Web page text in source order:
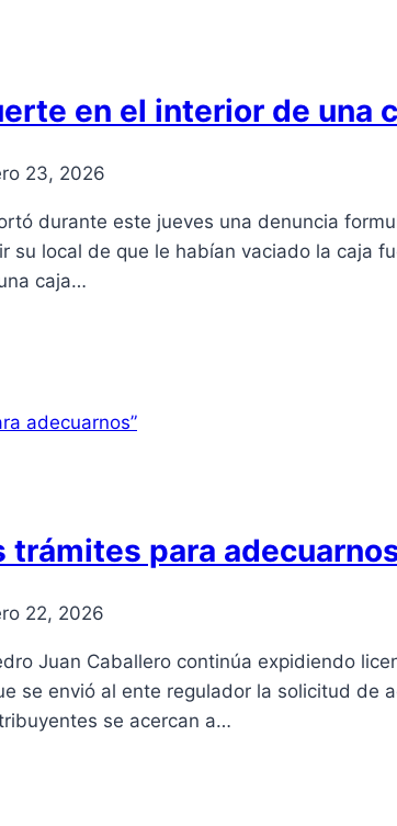
en el interior de una
23, 2026
durante este jueves una denuncia
su local de que le habían vaciado la caja
caja…
trámites para
22, 2026
Juan Caballero continúa expidiendo
se envió al ente regulador la solicitud de
se acercan a…